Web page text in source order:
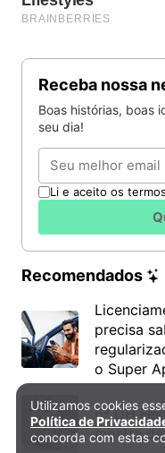
Receba nossa
Boas histórias, boas
seu dia!
Email
Li e aceito os
Recomendados
precisa
o Super
6º DH
mostra
Política de Privacidade
Utilizamos cookies
Política de
concorda com estas